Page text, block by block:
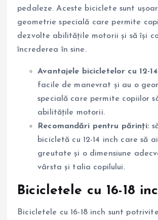
pedaleze. Aceste biciclete sunt
geometrie specială care permite
dezvolte abilitățile motorii și să își
încrederea în sine.
Avantajele bicicletelor cu 12-
facile de manevrat și au o
specială care permite copiilor
abilitățile motorii.
Recomandări pentru părinți:
bicicletă cu 12-14 inch care să
greutate și o dimensiune
vârsta și talia copilului.
Bicicletele cu 16-18
Bicicletele cu 16-18 inch sunt